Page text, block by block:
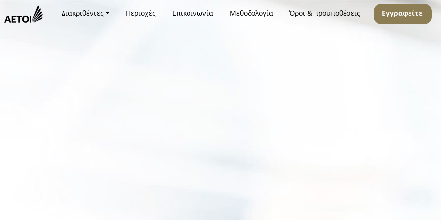
Διακριθέντες Περιοχές Επικοινωνία Μεθοδολογία Όροι & προϋποθέσεις Εγγραφείτε